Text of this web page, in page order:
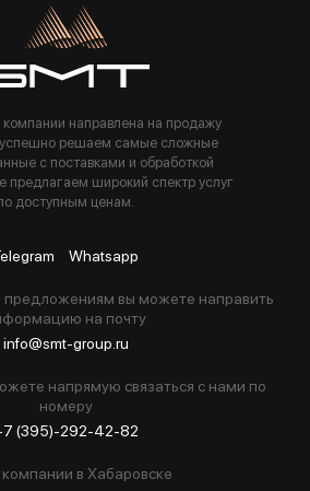
вы соглашаетесь с политикой компании
компании направлена на продажу
решаем самые сложные
с поставками и обработкой
предлагаем широкий спектр услуг
доступным ценам.
Whatsapp
предложениям вы можете направить
на почту
info@smt-group.ru
напрямую связаться с нами по
номеру
(395)-292-42-82
в Хабаровске